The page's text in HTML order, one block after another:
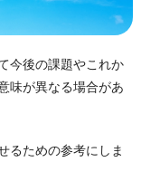
今後の課題やこれか
味が異なる場合があ
るための参考にしま